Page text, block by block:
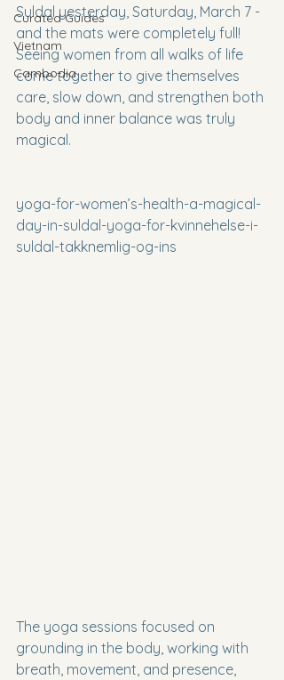
Curated Guides
Vietnam
Cambodia
Suldal yesterday, Saturday, March 7 -
and the mats were completely full!
Seeing women from all walks of life
come together to give themselves
care, slow down, and strengthen both
body and inner balance was truly
magical.
yoga-for-women’s-health-a-magical-
day-in-suldal-yoga-for-kvinnehelse-i-
suldal-takknemlig-og-ins
The yoga sessions focused on
grounding in the body, working with
breath, movement, and presence,